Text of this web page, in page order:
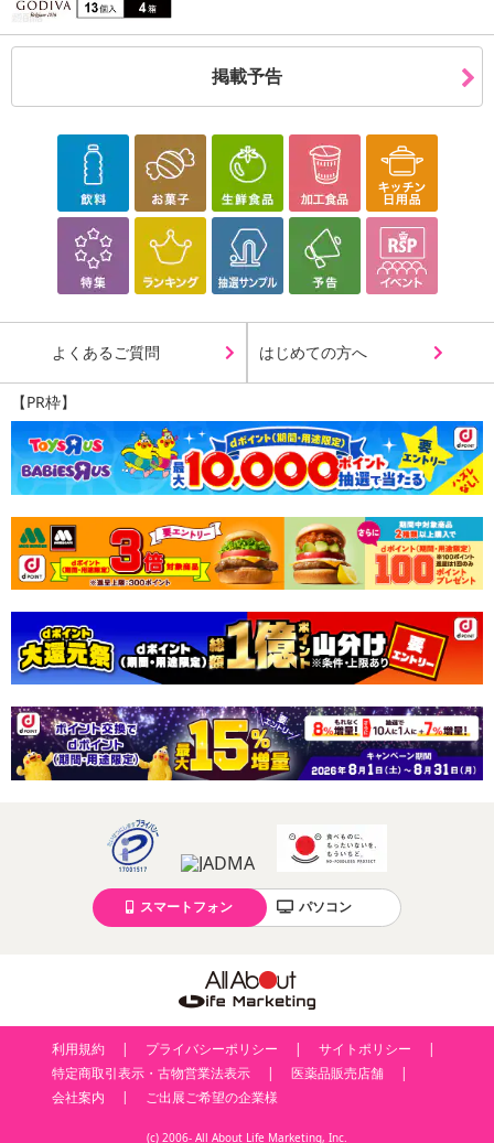
掲載予告
よくあるご質問 はじめての方へ
【PR枠】
スマートフォン パソコン
利用規約 プライバシーポリシー
サイトポリシー
特定商取引表示・古物営業法表示
医薬品販売店舗
会社案内
ご出展ご希望の企業様
(c) 2006- All About Life Marketing, Inc.